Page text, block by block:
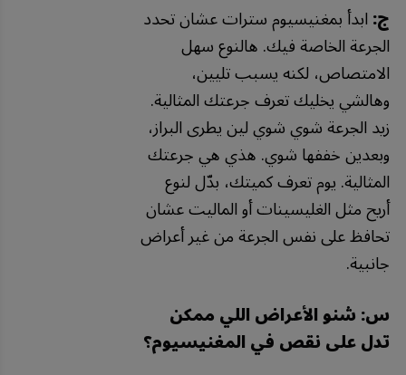
ج:ابدأ بمغنيسيوم سترات عشان تحدد
الجرعة الخاصة فيك. هالنوع سهل
الامتصاص، لكنه يسبب تليين،
وهالشي يخليك تعرف جرعتك المثالية.
زيد الجرعة شوي شوي لين يطرى البراز،
وبعدين خففها شوي. هذي هي جرعتك
المثالية. يوم تعرف كميتك، بدّل لنوع
أريح مثل الغليسينات أو الماليت عشان
تحافظ على نفس الجرعة من غير أعراض
جانبية.
س: شنو الأعراض اللي ممكن
تدل على نقص في المغنيسيوم؟